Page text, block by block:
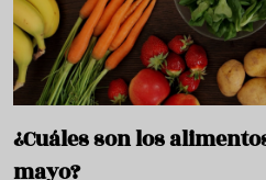
¿Cuáles son los
mayo?